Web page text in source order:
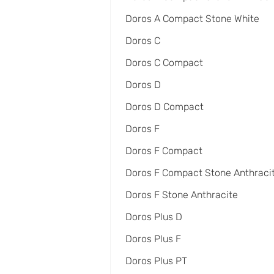
Doros A Compact Stone White
Doros C
Doros C Compact
Doros D
Doros D Compact
Doros F
Doros F Compact
Doros F Compact Stone
Doros F Stone Anthracite
Doros Plus D
Doros Plus F
Doros Plus PT